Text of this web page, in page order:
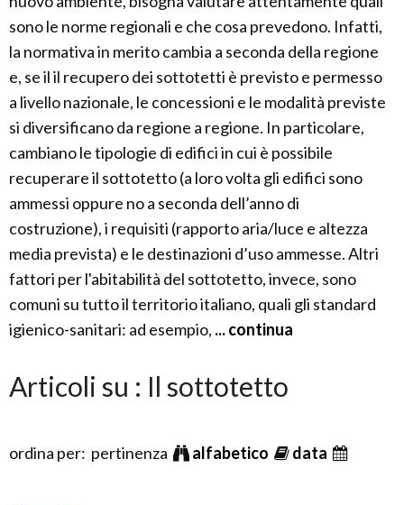
sono le norme regionali e che cosa prevedono. Infatti,
la normativa in merito cambia a seconda della regione
e, se il il recupero dei sottotetti è previsto e permesso
a livello nazionale, le concessioni e le modalità previste
si diversificano da regione a regione. In particolare,
cambiano le tipologie di edifici in cui è possibile
recuperare il sottotetto (a loro volta gli edifici sono
ammessi oppure no a seconda dell’anno di
costruzione), i requisiti (rapporto aria/luce e altezza
media prevista) e le destinazioni d’uso ammesse. Altri
fattori per l'abitabilità del sottotetto, invece, sono
comuni su tutto il territorio italiano, quali gli standard
igienico-sanitari: ad esempio, ... continua
Articoli su : Il sottotetto
ordina per: pertinenza alfabetico data